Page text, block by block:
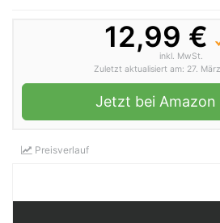
12,99 €
inkl. MwSt.
Zuletzt aktualisiert am: 27.
Jetzt bei Amazon
Preisverlauf